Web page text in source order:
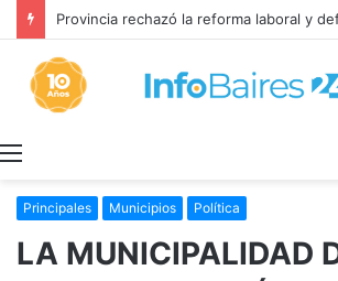
Principales Municipios Política
LA MUNICIPALIDAD